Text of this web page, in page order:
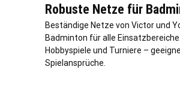
Robuste Netze für
Beständige Netze von Victor und
Badminton für alle
Hobbyspiele und Turniere –
Spielansprüche.